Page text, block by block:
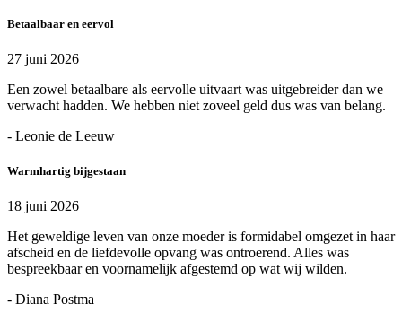
Betaalbaar en eervol
27 juni 2026
Een zowel betaalbare als eervolle uitvaart was uitgebreider dan we
verwacht hadden. We hebben niet zoveel geld dus was van belang.
- Leonie de Leeuw
Warmhartig bijgestaan
18 juni 2026
Het geweldige leven van onze moeder is formidabel omgezet in haar
afscheid en de liefdevolle opvang was ontroerend. Alles was
bespreekbaar en voornamelijk afgestemd op wat wij wilden.
- Diana Postma